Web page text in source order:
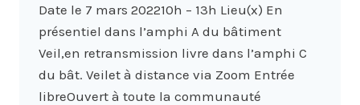
Date le 7 mars 202210h – 13h Lieu(x) En
présentiel dans l’amphi A du bâtiment
Veil,en retransmission livre dans l’amphi C
du bât. Veilet à distance via Zoom Entrée
libreOuvert à toute la communauté